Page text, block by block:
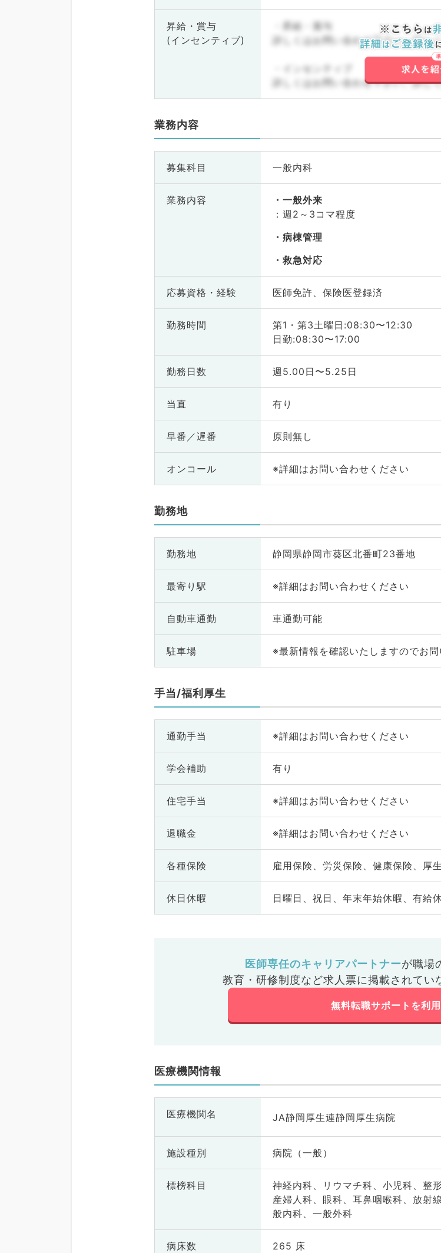
昇給・賞与
(インセンティブ)
・昇給・賞与
詳しくはお問い合わせ下さい。詳し
・インセンティブ
詳しくはお問い合わせ下さい。詳し
業務内容
募集科目 一般内科
業務内容
一般外来
：週2～3コマ程度
病棟管理
救急対応
応募資格・ 経験 医師免許、保険医登録済
勤務時間
第1・第3土曜日:08:30〜12:30
日勤:08:30〜17:00
勤務日数 週5.00日〜5.25日
当直 有り
早番／遅番 原則無し
オンコール ※詳細はお問い合わせください
勤務地
勤務地 静岡県静岡市葵区北番町23番地
最寄り駅 ※詳細はお問い合わせください
自動車通勤 車通勤可能
駐車場 ※最新情報を確認いたしますのでお
手当/福利厚生
通勤手当 ※詳細はお問い合わせください
学会補助 有り
住宅手当 ※詳細はお問い合わせください
退職金 ※詳細はお問い合わせください
各種保険 雇用保険、労災保険、健康保険、厚
休日休暇 日曜日、祝日、年末年始休暇、有給
医師専任のキャリアパートナーが職場
教育・研修制度など求人票に掲載されてい
無料転職サポートを利
医療機関情報
医療機関名 JA静岡厚生連静岡厚生病院
施設種別 病院（一般）
標榜科目
神経内科、リウマチ科、小児科、整
産婦人科、眼科、耳鼻咽喉科、放射
般内科、一般外科
病床数 265 床